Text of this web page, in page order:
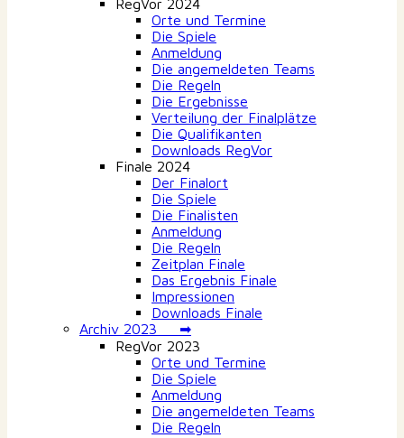
RegVor 2024
Orte und Termine
Die Spiele
Anmeldung
Die angemeldeten Teams
Die Regeln
Die Ergebnisse
Verteilung der Finalplätze
Die Qualifikanten
Downloads RegVor
Finale 2024
Der Finalort
Die Spiele
Die Finalisten
Anmeldung
Die Regeln
Zeitplan Finale
Das Ergebnis Finale
Impressionen
Downloads Finale
Archiv 2023 ➡
RegVor 2023
Orte und Termine
Die Spiele
Anmeldung
Die angemeldeten Teams
Die Regeln